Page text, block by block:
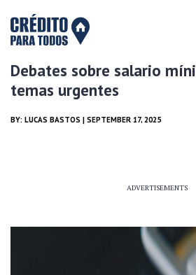
Debates sobre salario
temas urgentes
BY: LUCAS BASTOS | SEPTEMBER 17, 2025
ADVERTISEMENTS